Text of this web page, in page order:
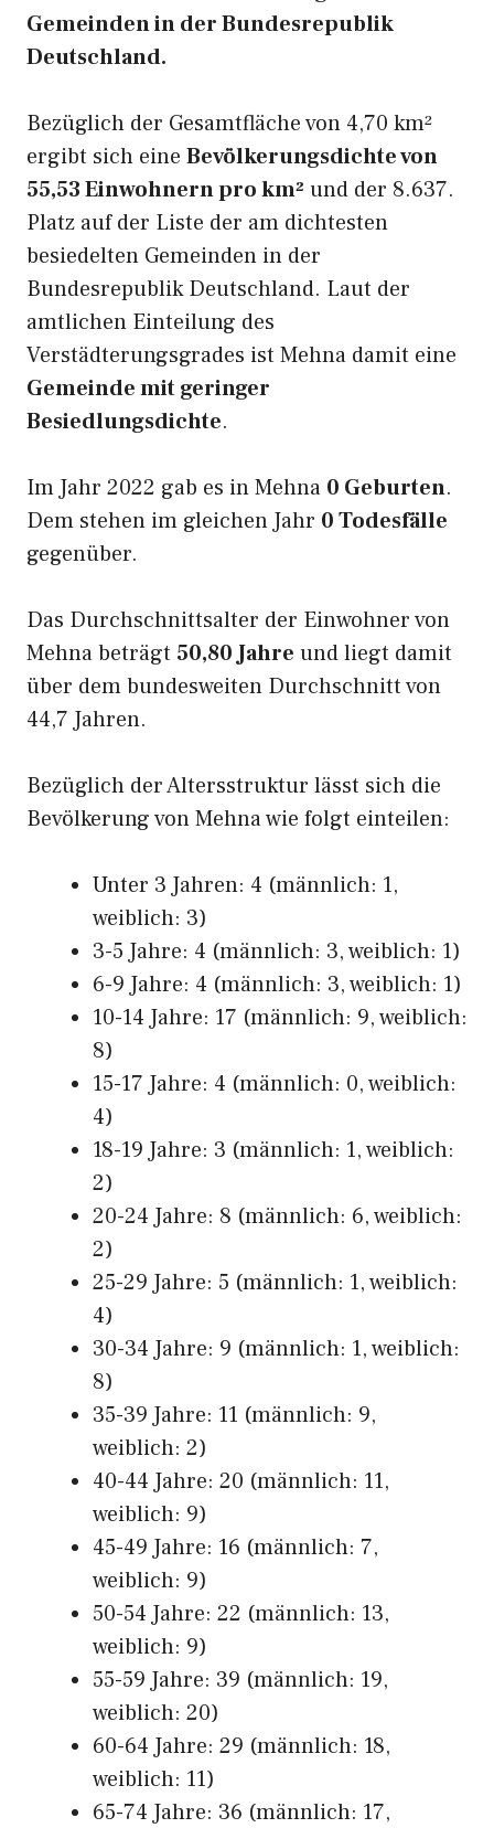
Gemeinden in der Bundesrepublik
Deutschland.
Bezüglich der Gesamtfläche von 4,70 km²
ergibt sich eine Bevölkerungsdichte von
55,53 Einwohnern pro km² und der 8.637.
Platz auf der Liste der am dichtesten
besiedelten Gemeinden in der
Bundesrepublik Deutschland. Laut der
amtlichen Einteilung des
Verstädterungsgrades ist Mehna damit eine
Gemeinde mit geringer
Besiedlungsdichte.
Im Jahr 2022 gab es in Mehna 0 Geburten.
Dem stehen im gleichen Jahr 0 Todesfälle
gegenüber.
Das Durchschnittsalter der Einwohner von
Mehna beträgt 50,80 Jahre und liegt damit
über dem bundesweiten Durchschnitt von
44,7 Jahren.
Bezüglich der Altersstruktur lässt sich die
Bevölkerung von Mehna wie folgt einteilen:
Unter 3 Jahren: 4 (männlich: 1,
weiblich: 3)
3-5 Jahre: 4 (männlich: 3, weiblich: 1)
6-9 Jahre: 4 (männlich: 3, weiblich: 1)
10-14 Jahre: 17 (männlich: 9, weiblich:
8)
15-17 Jahre: 4 (männlich: 0, weiblich:
4)
18-19 Jahre: 3 (männlich: 1, weiblich:
2)
20-24 Jahre: 8 (männlich: 6, weiblich:
2)
25-29 Jahre: 5 (männlich: 1, weiblich:
4)
30-34 Jahre: 9 (männlich: 1, weiblich:
8)
35-39 Jahre: 11 (männlich: 9,
weiblich: 2)
40-44 Jahre: 20 (männlich: 11,
weiblich: 9)
45-49 Jahre: 16 (männlich: 7,
weiblich: 9)
50-54 Jahre: 22 (männlich: 13,
weiblich: 9)
55-59 Jahre: 39 (männlich: 19,
weiblich: 20)
60-64 Jahre: 29 (männlich: 18,
weiblich: 11)
65-74 Jahre: 36 (männlich: 17,